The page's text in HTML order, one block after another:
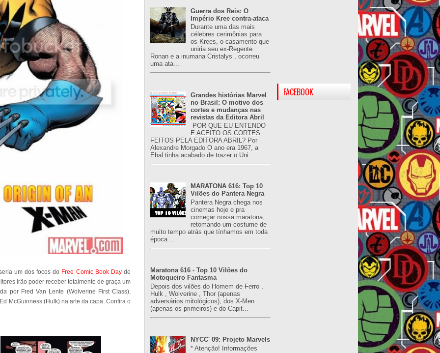
um dos focos do Free Comic Book Dayde
irão poder receber totalmente de graça um
por Fred Van Lente (Wolverine First Class),
McGuinness (Hulk) na arte da capa. Confira o
Guerra dos Reis: O
Império Kree contra-ataca
Durante uma das mais
célebres cerimônias para
os Krees, o casamento que
uniria seu ex-Regente
Ronan e a inumana Cristalys , ocorreu
uma ata...
Grandes histórias Marvel
no Brasil: O motivo dos
cortes e mudanças nas
revistas da Editora Abril
POR QUE EU ENTENDO
E ACEITO OS CORTES
FEITOS PELA EDITORA ABRIL? Por
Alexandre Morgado O ano era 1967, a
Ebal tinha acabado de trazer o Uni...
MARATONA 616: Top 10
Vilões do Pantera Negra
Pantera Negra chega nos
cinemas hoje e pra
começar nossa maratona,
retomando um costume de
muito tempo atrás que tínhamos em toda
época ...
Maratona 616 - Top 10 Vilões do
Motoqueiro Fantasma
Depois dos vilões do Homem de Ferro ,
Hulk , Wolverine , Thor (apenas
adversários mitológicos), dos X-Men
(apenas os primeiros) e do Capit...
NYCC' 09: Projeto Marvels
* Atenção! Informações
FACEBOOK